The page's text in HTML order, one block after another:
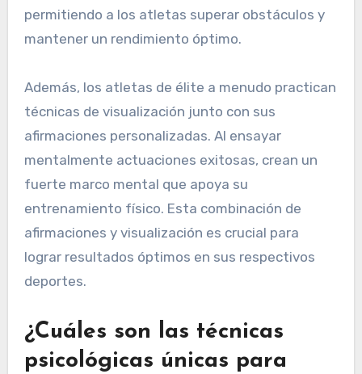
permitiendo a los atletas superar obstáculos y
mantener un rendimiento óptimo.
Además, los atletas de élite a menudo practican
técnicas de visualización junto con sus
afirmaciones personalizadas. Al ensayar
mentalmente actuaciones exitosas, crean un
fuerte marco mental que apoya su
entrenamiento físico. Esta combinación de
afirmaciones y visualización es crucial para
lograr resultados óptimos en sus respectivos
deportes.
¿Cuáles son las técnicas
psicológicas únicas para